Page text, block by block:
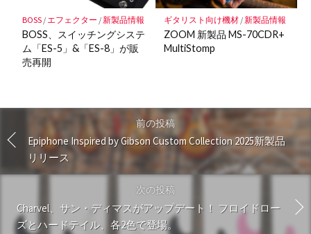
BOSS/エフェクター /新製品情報
BOSS、スイッチングシステ
ム「ES-5」&「ES-8」が販
売再開
ギタリスト向け機材/新製品情報
ZOOM 新製品 MS-70CDR+
MultiStomp
前の投稿
Epiphone Inspired by Gibson Custom Collection 2025新製品
リリース
次の投稿
Charvel、サン・ディマスがアップデート！ フロイドロー
ズとハードテイル、各2色で登場。